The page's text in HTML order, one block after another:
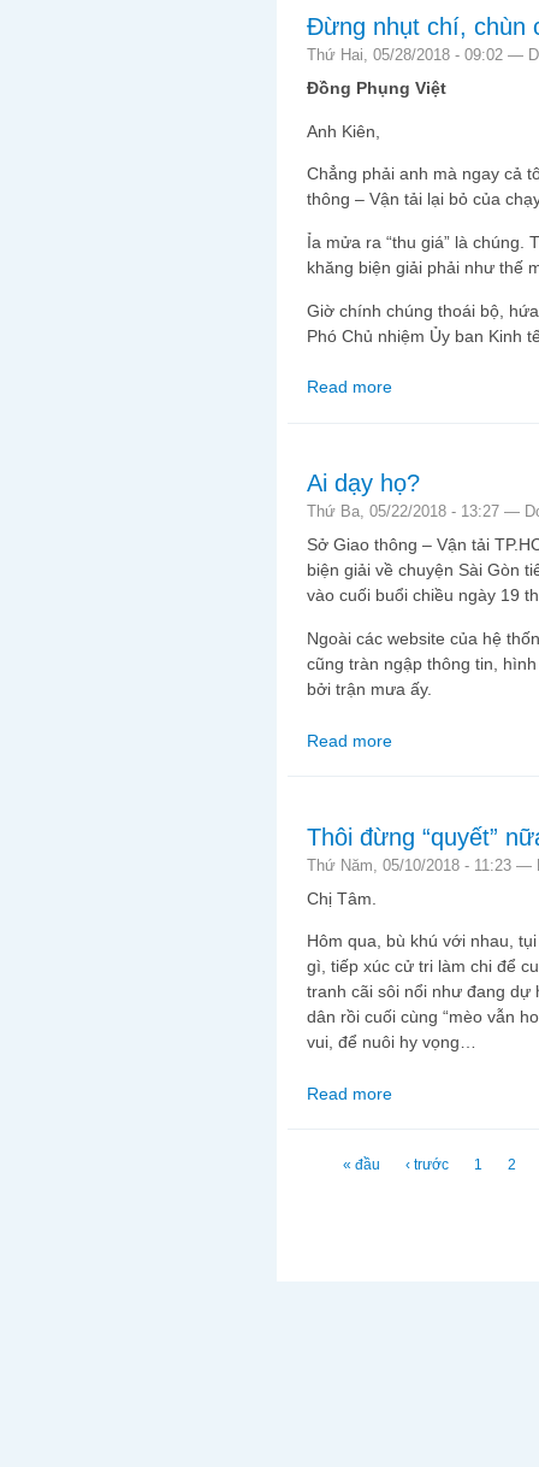
Đừng nhụt chí, chùn
Thứ Hai, 05/28/2018 - 09:02 —
Đồng Phụng Việt
Anh Kiên,
Chẳng phải anh mà ngay cả
thông – Vận tải lại bỏ của
Ỉa mửa ra “thu giá” là
khăng biện giải phải như thế
Giờ chính chúng thoái bộ,
Phó Chủ nhiệm Ủy ban
Read more
Ai dạy họ?
Thứ Ba, 05/22/2018 - 13:27 —
Sở Giao thông – Vận tải
biện giải về chuyện Sài Gòn
vào cuối buổi chiều ngày 19
Ngoài các website của hệ
cũng tràn ngập thông tin,
bởi trận mưa ấy.
Read more
Thôi đừng “quyết”
Thứ Năm, 05/10/2018 - 11:23 —
Chị Tâm.
Hôm qua, bù khú với nhau,
gì, tiếp xúc cử tri làm chi để
tranh cãi sôi nổi như đang dự
dân rồi cuối cùng “mèo vẫn
vui, để nuôi hy vọng…
Read more
Trang
« đầu ‹ trước 1 2